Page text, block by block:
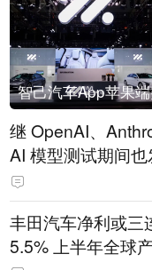
继 OpenAI、
AI 模型测试期间也
丰田汽车净利或三
5.5% 上半年全球